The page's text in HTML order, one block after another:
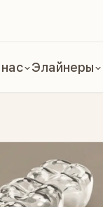
Элайнеры